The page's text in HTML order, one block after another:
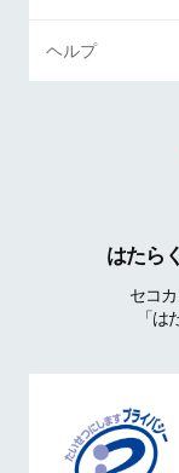
ヘルプ
はたら
セコ
「